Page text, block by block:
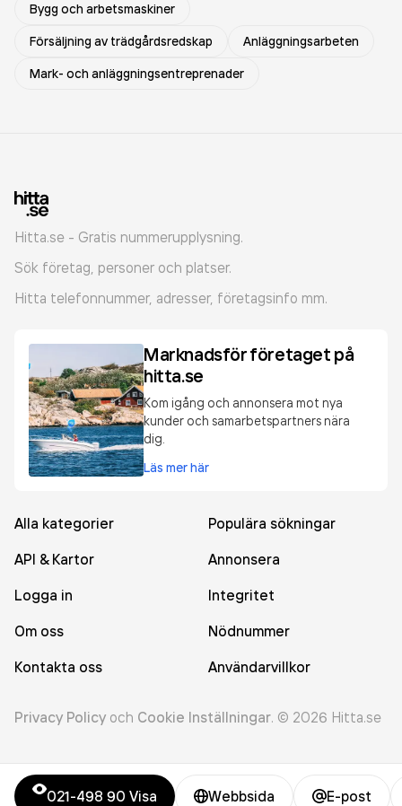
021-498 90 Visa Webbsida E-post
Bygg och arbetsmaskiner
Försäljning av trädgårdsredskap
Anläggningsarbeten
Mark- och anläggningsentreprenader
Hitta.se - Gratis nummerupplysning.
Sök företag, personer och platser.
Hitta telefonnummer, adresser, företagsinfo mm.
Marknadsför företaget på
hitta.se
Kom igång och annonsera mot nya
kunder och samarbetspartners nära
dig.
Läs mer här
Alla kategorier
Populära sökningar
API & Kartor
Annonsera
Logga in
Integritet
Om oss
Nödnummer
Kontakta oss
Användarvillkor
Privacy Policy och Cookie Inställningar. © 2026 Hitta.se